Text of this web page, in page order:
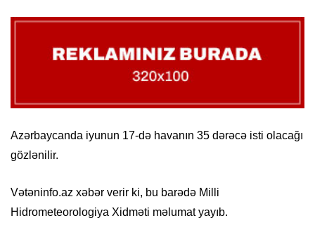
Azərbaycanda iyunun 17-də havanın 35 dərəcə isti olacağı
gözlənilir.
Vətəninfo.az xəbər verir ki, bu barədə Milli
Hidrometeorologiya Xidməti məlumat yayıb.